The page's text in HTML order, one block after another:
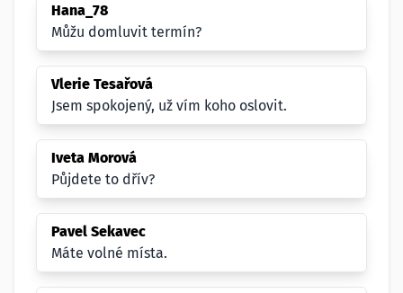
Hana_78
Můžu domluvit termín?
Vlerie Tesařová
Jsem spokojený, už vím koho oslovit.
Iveta Morová
Půjdete to dřív?
Pavel Sekavec
Máte volné místa.